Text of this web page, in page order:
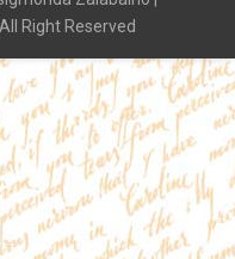
Right Reserved